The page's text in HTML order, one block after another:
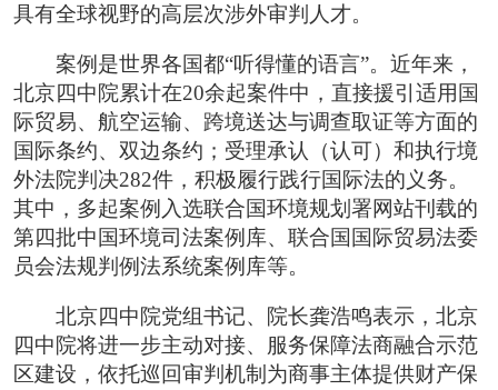
具有全球视野的高层次涉外审判人才。
案例是世界各国都“听得懂的语言”。近年来，
北京四中院累计在20余起案件中，直接援引适用国
际贸易、航空运输、跨境送达与调查取证等方面的
国际条约、双边条约；受理承认（认可）和执行境
外法院判决282件，积极履行践行国际法的义务。
其中，多起案例入选联合国环境规划署网站刊载的
第四批中国环境司法案例库、联合国国际贸易法委
员会法规判例法系统案例库等。
北京四中院党组书记、院长龚浩鸣表示，北京
四中院将进一步主动对接、服务保障法商融合示范
区建设，依托巡回审判机制为商事主体提供财产保